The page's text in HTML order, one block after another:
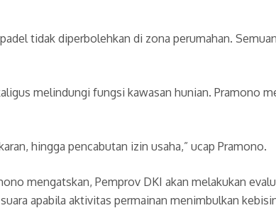
tidak diperbolehkan di zona perumahan.
melindungi fungsi kawasan hunian. Pramono
hingga pencabutan izin usaha,” ucap Pramono.
mengatskan, Pemprov DKI akan melakukan
apabila aktivitas permainan menimbulkan